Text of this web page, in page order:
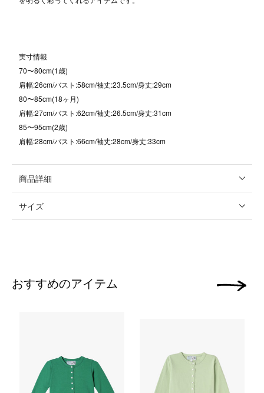
実寸情報
70〜80cm(1歳)
肩幅:26cm/バスト:58cm/袖丈:23.5cm/身丈:29cm
80〜85cm(18ヶ月)
肩幅:27cm/バスト:62cm/袖丈:26.5cm/身丈:31cm
85〜95cm(2歳)
肩幅:28cm/バスト:66cm/袖丈:28cm/身丈:33cm
商品詳細
サイズ
おすすめのアイテム 次の画像